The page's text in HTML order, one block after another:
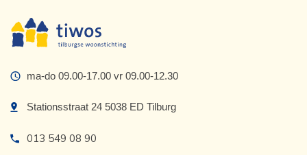
ma-do 09.00-17.00 vr 09.00-12.30
Stationsstraat 24 5038 ED Tilburg
013 549 08 90